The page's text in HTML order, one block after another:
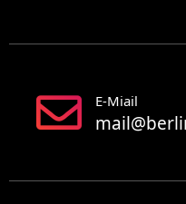
E-Miail